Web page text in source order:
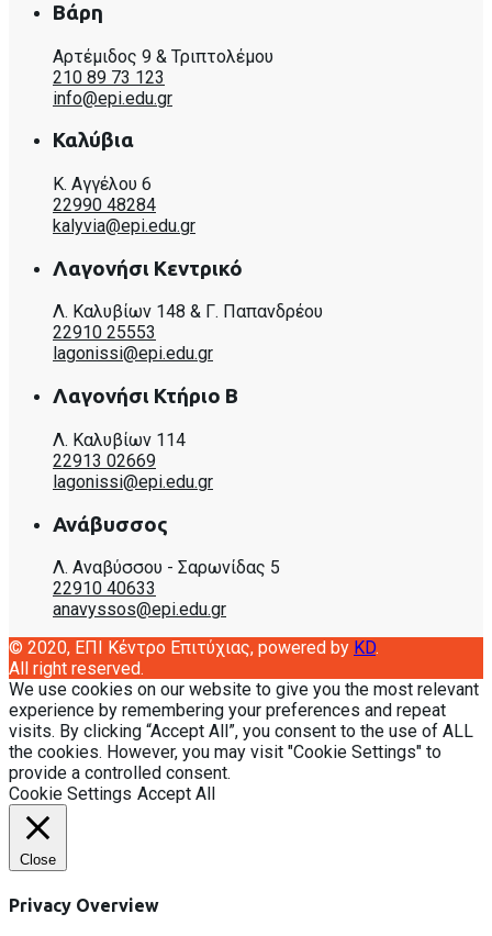
Βάρη
Αρτέμιδος 9 & Τριπτολέμου
210 89 73 123
info@epi.edu.gr
Καλύβια
Κ. Αγγέλου 6
22990 48284
kalyvia@epi.edu.gr
Λαγονήσι Κεντρικό
Λ. Καλυβίων 148 & Γ. Παπανδρέου
22910 25553
lagonissi@epi.edu.gr
Λαγονήσι Κτήριο Β
Λ. Καλυβίων 114
22913 02669
lagonissi@epi.edu.gr
Ανάβυσσος
Λ. Αναβύσσου - Σαρωνίδας 5
22910 40633
anavyssos@epi.edu.gr
© 2020, EΠΙ Κέντρο Επιτύχιας, powered by KD.
All right reserved.
We use cookies on our website to give you the most relevant
experience by remembering your preferences and repeat
visits. By clicking “Accept All”, you consent to the use of ALL
the cookies. However, you may visit "Cookie Settings" to
provide a controlled consent.
Cookie Settings Accept All
Close
Privacy Overview